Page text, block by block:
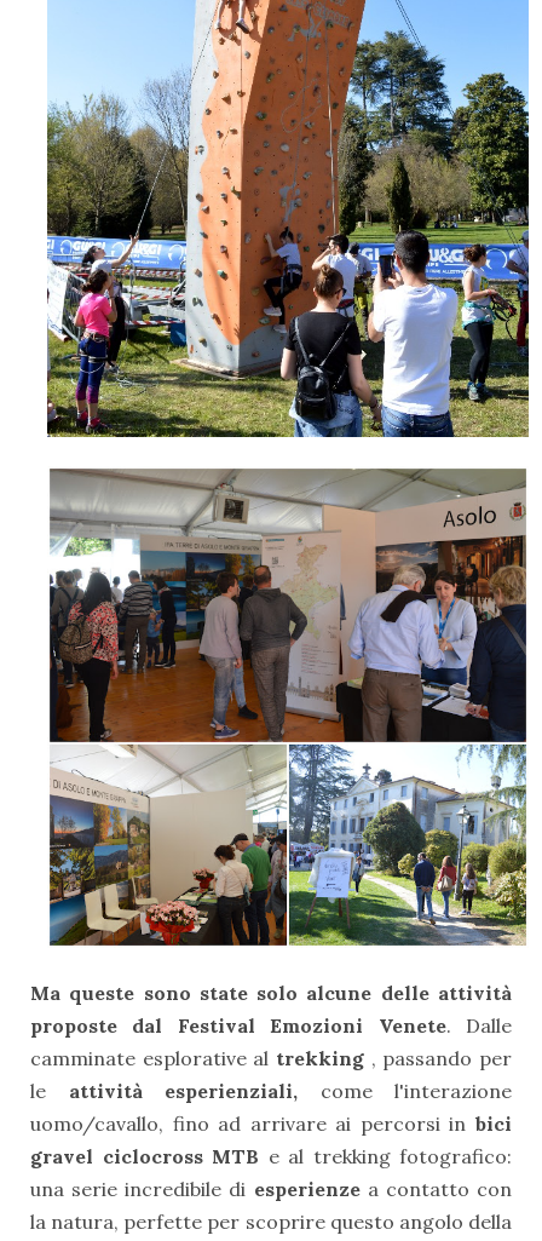
Ma queste sono state solo alcune delle attività
proposte dal Festival Emozioni Venete. Dalle
camminate esplorative al trekking , passando per
le attività esperienziali, come l'interazione
uomo/cavallo, fino ad arrivare ai percorsi in bici
gravel ciclocross MTB e al trekking fotografico:
una serie incredibile di esperienzea contatto con
la natura, perfette per scoprire questo angolo della